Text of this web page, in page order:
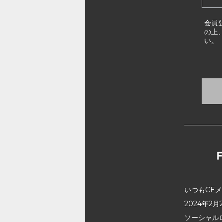
会員
の上
い。
いつもCE
2024年2月
ソーシャ